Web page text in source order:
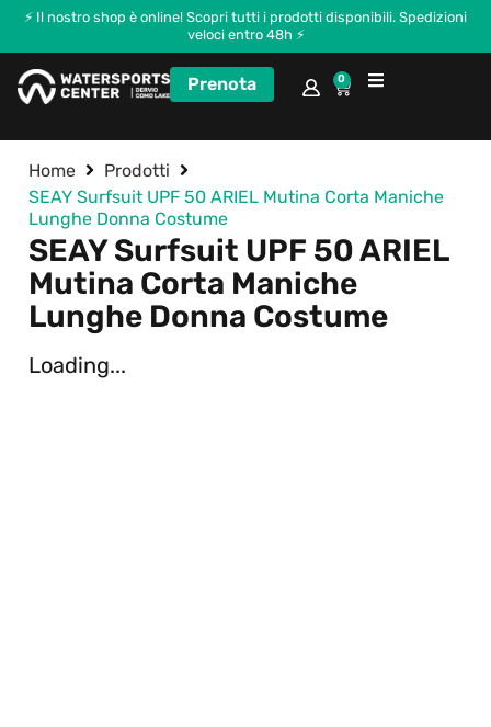
⚡ Il nostro shop è online! Scopri tutti i prodotti disponibili. Spedizioni
veloci entro 48h ⚡
Prenota 0
Home
Prodotti
SEAY Surfsuit UPF 50 ARIEL Mutina Corta Maniche
Lunghe Donna Costume
SEAY Surfsuit UPF 50 ARIEL
Mutina Corta Maniche
Lunghe Donna Costume
Loading...